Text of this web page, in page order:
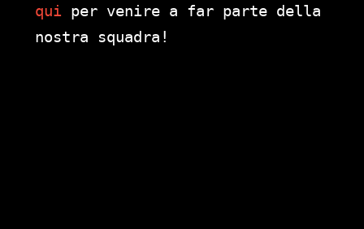
qui per venire a far parte della
nostra squadra!